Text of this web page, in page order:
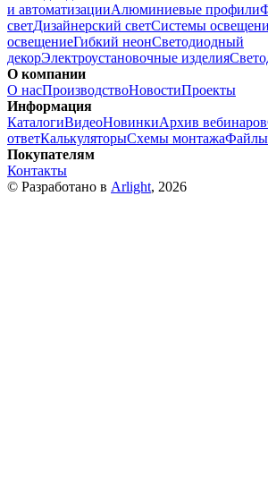
и автоматизацииАлюминиевые профили
светДизайнерский светСистемы
освещениеГибкий неонСветодиодный
декорЭлектроустановочные изделия
О компании
О насПроизводствоНовостиПроекты
Информация
КаталогиВидеоНовинкиАрхив вебинаров
ответКалькуляторыСхемы монтажа
Покупателям
Контакты
© Разработано в Arlight, 2026